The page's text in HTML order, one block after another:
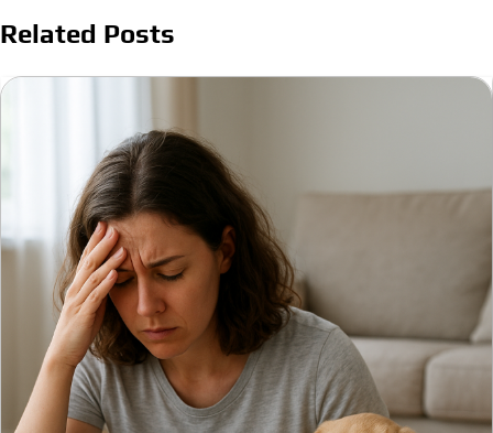
Related Posts